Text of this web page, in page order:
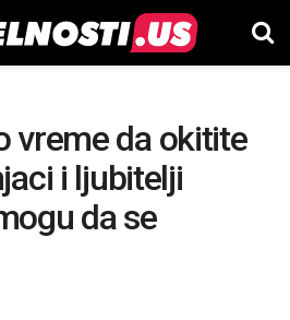
vreme da okitite
i ljubitelji
da se